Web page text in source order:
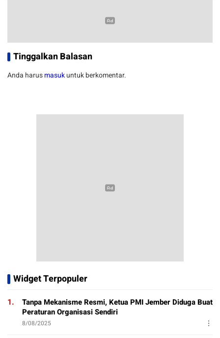
Tinggalkan Balasan
Anda harusmasukuntuk berkomentar.
Widget Terpopuler
1.
Tanpa Mekanisme Resmi, Ketua PMI Jember Diduga Buat
Peraturan Organisasi Sendiri
8/08/2025